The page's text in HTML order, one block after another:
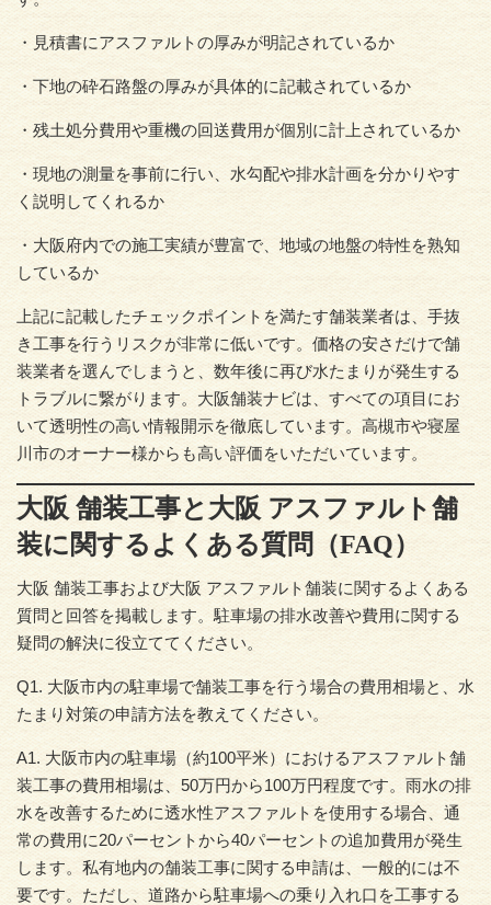
・見積書にアスファルトの厚みが明記されているか
・下地の砕石路盤の厚みが具体的に記載されているか
・残土処分費用や重機の回送費用が個別に計上されているか
・現地の測量を事前に行い、水勾配や排水計画を分かりやす
く説明してくれるか
・大阪府内での施工実績が豊富で、地域の地盤の特性を熟知
しているか
上記に記載したチェックポイントを満たす舗装業者は、手抜
き工事を行うリスクが非常に低いです。価格の安さだけで舗
装業者を選んでしまうと、数年後に再び水たまりが発生する
トラブルに繋がります。大阪舗装ナビは、すべての項目にお
いて透明性の高い情報開示を徹底しています。高槻市や寝屋
川市のオーナー様からも高い評価をいただいています。
大阪 舗装工事と大阪 アスファルト舗
装に関するよくある質問（FAQ）
大阪 舗装工事および大阪 アスファルト舗装に関するよくある
質問と回答を掲載します。駐車場の排水改善や費用に関する
疑問の解決に役立ててください。
Q1. 大阪市内の駐車場で舗装工事を行う場合の費用相場と、水
たまり対策の申請方法を教えてください。
A1. 大阪市内の駐車場（約100平米）におけるアスファルト舗
装工事の費用相場は、50万円から100万円程度です。雨水の排
水を改善するために透水性アスファルトを使用する場合、通
常の費用に20パーセントから40パーセントの追加費用が発生
します。私有地内の舗装工事に関する申請は、一般的には不
要です。ただし、道路から駐車場への乗り入れ口を工事する